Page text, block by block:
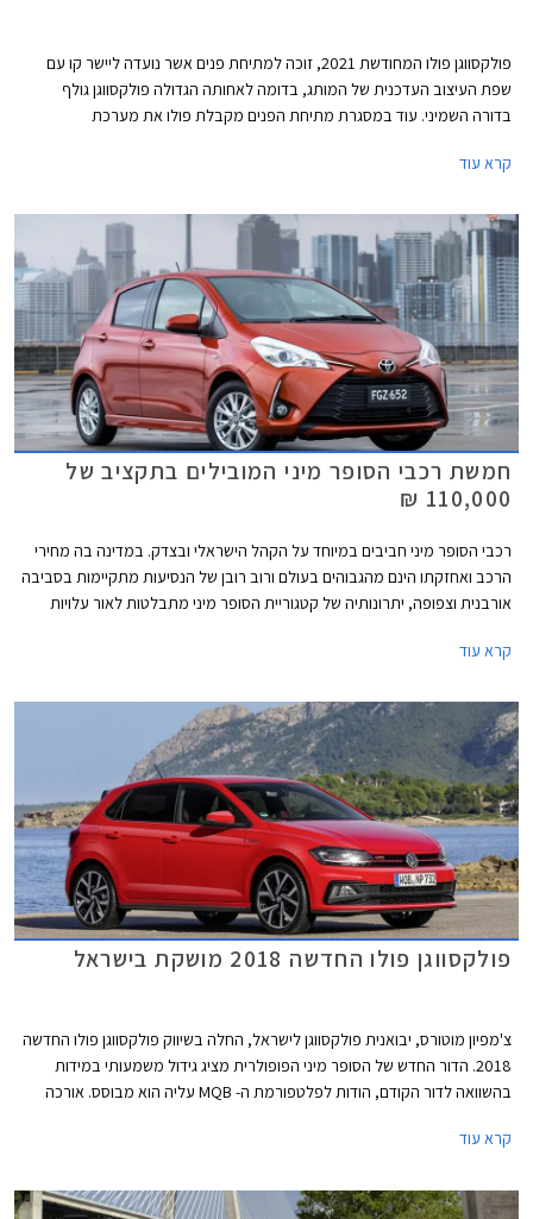
פולקסווגן פולו המחודשת 2021, זוכה למתיחת פנים אשר נועדה ליישר קו עם
שפת העיצוב העדכנית של המותג, בדומה לאחותה הגדולה פולקסווגן גולף
בדורה השמיני. עוד במסגרת מתיחת הפנים מקבלת פולו את מערכת
קרא עוד
חמשת רכבי הסופר מיני המובילים בתקציב של
110,000 ₪
רכבי הסופר מיני חביבים במיוחד על הקהל הישראלי ובצדק. במדינה בה מחירי
הרכב ואחזקתו הינם מהגבוהים בעולם ורוב רובן של הנסיעות מתקיימות בסביבה
אורבנית וצפופה, יתרונותיה של קטגוריית הסופר מיני מתבלטות לאור עלויות
האחרונות עברה הקטגוריה מהפכה של ממש. המידות שתפחו, הביאו עימן שיפור
מרחב ונפח הטענה כשל משפחתית מהעשור הקודם. גם מערכות הבטיחות
ואבזור נוחות שהיו עד לא מזמן נחלתם הבלעדית של מכוניות יקרות יותר, זלגו
אל רכבי הסופר מיני, ובחלקן אף לגרסאות הביניים. לאור הביקוש והעניין הער,
₪.
קרא עוד
פולקסווגן פולו החדשה 2018 מושקת בישראל
צ'מפיון מוטורס, יבואנית פולקסווגן לישראל, החלה בשיווק פולקסווגן פולו החדשה
2018. הדור החדש של הסופר מיני הפופולרית מציג גידול משמעותי במידות
בהשוואה לדור הקודם, הודות לפלטפורמת ה- MQB עליה הוא מבוסס. אורכה
ובסיס הגלגלים התארך בלא פחות מ- 95 מ"מ לכדי 2,551 מ"מ.
קרא עוד